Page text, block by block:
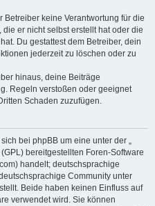
Betreiber keine Verantwortung für die
er nicht selbst erstellt hat oder die
Du gestattest dem Betreiber, dein
jederzeit zu löschen oder zu
hinaus, deine Beiträge
Regeln verstoßen oder geeignet
Schaden zuzufügen.
bei phpBB um eine unter der „
(GPL) bereitgestellten Foren-Software
handelt; deutschsprachige
Community unter
Beide haben keinen Einfluss auf
verwendet wird. Sie können